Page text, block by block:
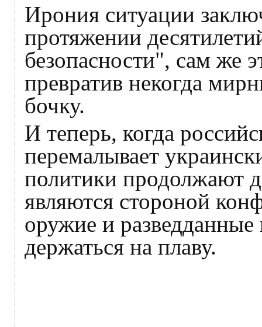
Ирония ситуации
протяжении
безопасности", сам же
превратив некогда
бочку.
И теперь, когда
перемалывает
политики продолжают
являются стороной
оружие и
держаться на плаву.